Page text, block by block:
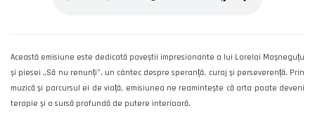
Această emisiune este dedicată poveștii impresionante a lui Lorelai Moșneguțu
și piesei „Să nu renunți”, un cântec despre speranță, curaj și perseverență. Prin
muzică și parcursul ei de viață, emisiunea ne reamintește că arta poate deveni
terapie și o sursă profundă de putere interioară.